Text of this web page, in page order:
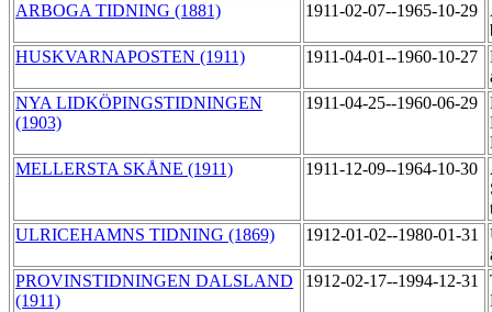
ARBOGA TIDNING (1881)
1911-02-07--1965-10-29
HUSKVARNAPOSTEN (1911)
1911-04-01--1960-10-27
NYA LIDKÖPINGSTIDNINGEN
(1903)
1911-04-25--1960-06-29
MELLERSTA SKÅNE (1911)
1911-12-09--1964-10-30
ULRICEHAMNS TIDNING (1869)
1912-01-02--1980-01-31
PROVINSTIDNINGEN DALSLAND
(1911)
1912-02-17--1994-12-31